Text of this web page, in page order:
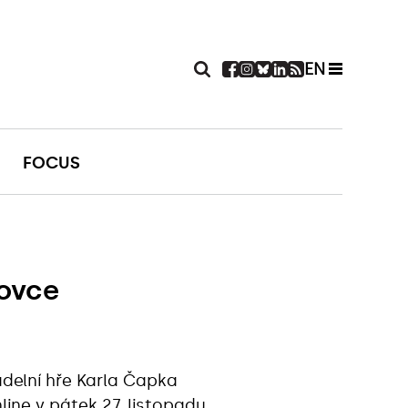
EN
FOCUS
hře Karla Čapka